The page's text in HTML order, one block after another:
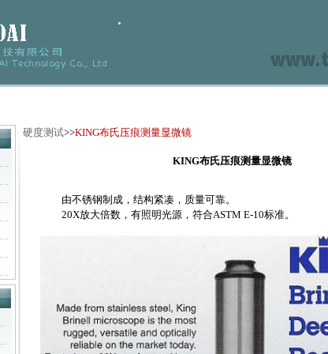
硬度测试>>KING布氏压痕测量显微镜
KING布氏压痕测量显微镜
由不锈钢制成，结构紧凑，质量可靠。
20X放大倍数，有照明光源，符合ASTM E-10标准。